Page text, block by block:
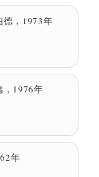
，1973年
1976年
年